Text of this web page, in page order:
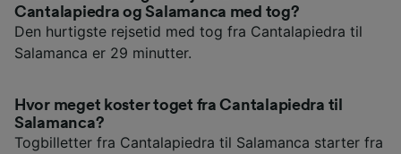
Cantalapiedra og Salamanca med tog?
Den hurtigste rejsetid med tog fra Cantalapiedra til
Salamanca er 29 minutter.
Hvor meget koster toget fra Cantalapiedra til
Salamanca?
Togbilletter fra Cantalapiedra til Salamanca starter fra